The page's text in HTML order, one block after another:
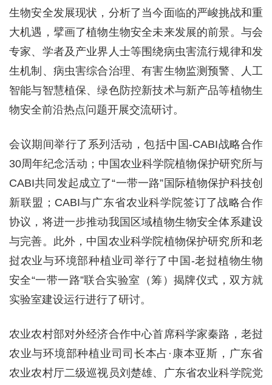
生物安全发展现状，分析了当今面临的严峻挑战和重
大机遇，擘画了植物生物安全未来发展的前景。与会
专家、学者及产业界人士等围绕病虫害流行规律和发
生机制、病虫害综合治理、有害生物监测预警、人工
智能与智慧植保、绿色防控新技术与新产品等植物生
物安全前沿热点问题开展交流研讨。
会议期间举行了系列活动，包括中国-CABI战略合作
30周年纪念活动；中国农业科学院植物保护研究所与
CABI共同发起成立了“一带一路”国际植物保护科技创
新联盟；CABI与广东省农业科学院签订了战略合作
协议，将进一步推动我国区域植物生物安全体系建设
与完善。此外，中国农业科学院植物保护研究所和老
挝农业与环境部种植业司举行了中国-老挝植物生物
安全“一带一路”联合实验室（筹）揭牌仪式，双方就
实验室建设运行进行了研讨。
农业农村部对外经济合作中心首席科学家秦路，老挝
农业与环境部种植业司司长本占·康本亚斯，广东省
农业农村厅二级巡视员刘楚雄、广东省农业科学院党